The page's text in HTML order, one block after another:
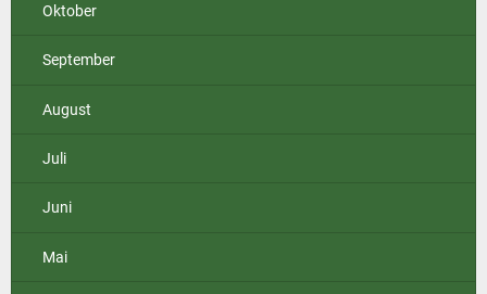
Oktober
September
August
Juli
Juni
Mai